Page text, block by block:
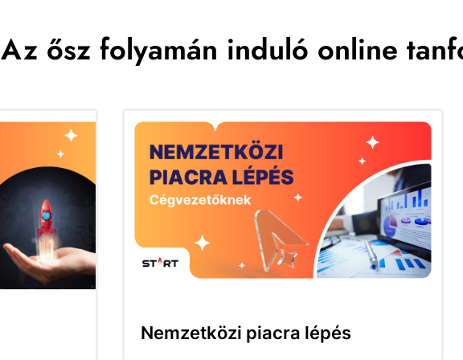
Az ősz folyamán induló online
Nemzetközi piacra lépés